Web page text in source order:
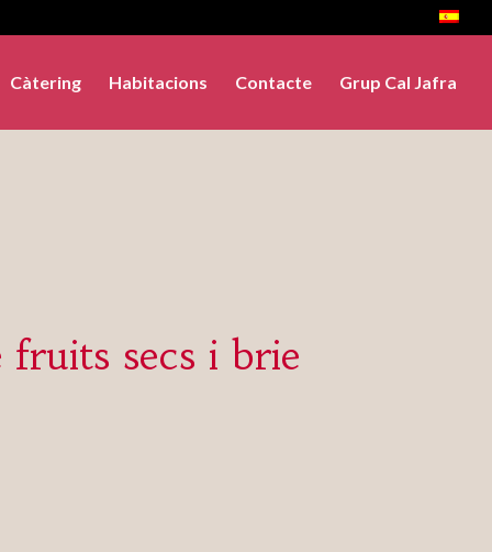
Càtering Habitacions Contacte Grup Cal Jafra
fruits secs i brie